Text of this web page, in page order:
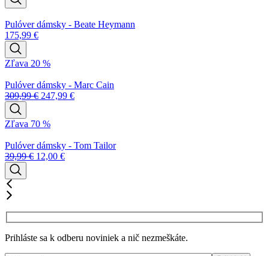
Pulóver dámsky - Beate Heymann
175,99 €
Zľava 20 %
Pulóver dámsky - Marc Cain
309,99€ 247,99 €
Zľava 70 %
Pulóver dámsky - Tom Tailor
39,99€ 12,00 €
Prihláste sa k odberu noviniek a nič nezmeškáte.